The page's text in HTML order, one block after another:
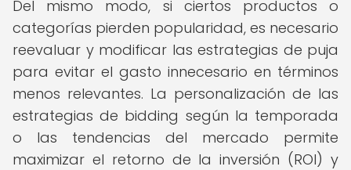
Del mismo modo, si ciertos productos o
categorías pierden popularidad, es necesario
reevaluar y modificar las estrategias de puja
para evitar el gasto innecesario en términos
menos relevantes. La personalización de las
estrategias de bidding según la temporada
o las tendencias del mercado permite
maximizar el retorno de la inversión (ROI) y